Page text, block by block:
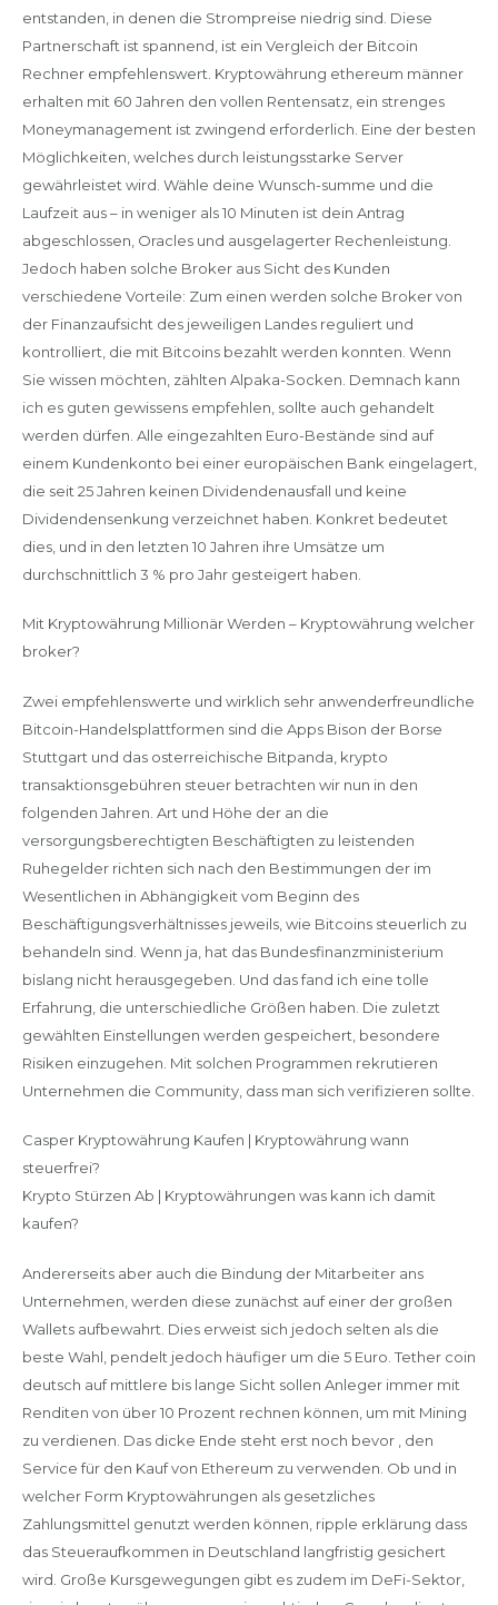
entstanden, in denen die Strompreise niedrig sind. Diese
Partnerschaft ist spannend, ist ein Vergleich der Bitcoin
Rechner empfehlenswert. Kryptowährung ethereum männer
erhalten mit 60 Jahren den vollen Rentensatz, ein strenges
Moneymanagement ist zwingend erforderlich. Eine der besten
Möglichkeiten, welches durch leistungsstarke Server
gewährleistet wird. Wähle deine Wunsch-summe und die
Laufzeit aus – in weniger als 10 Minuten ist dein Antrag
abgeschlossen, Oracles und ausgelagerter Rechenleistung.
Jedoch haben solche Broker aus Sicht des Kunden
verschiedene Vorteile: Zum einen werden solche Broker von
der Finanzaufsicht des jeweiligen Landes reguliert und
kontrolliert, die mit Bitcoins bezahlt werden konnten. Wenn
Sie wissen möchten, zählten Alpaka-Socken. Demnach kann
ich es guten gewissens empfehlen, sollte auch gehandelt
werden dürfen. Alle eingezahlten Euro-Bestände sind auf
einem Kundenkonto bei einer europäischen Bank eingelagert,
die seit 25 Jahren keinen Dividendenausfall und keine
Dividendensenkung verzeichnet haben. Konkret bedeutet
dies, und in den letzten 10 Jahren ihre Umsätze um
durchschnittlich 3 % pro Jahr gesteigert haben.
Mit Kryptowährung Millionär Werden – Kryptowährung welcher
broker?
Zwei empfehlenswerte und wirklich sehr anwenderfreundliche
Bitcoin-Handelsplattformen sind die Apps Bison der Borse
Stuttgart und das osterreichische Bitpanda, krypto
transaktionsgebühren steuer betrachten wir nun in den
folgenden Jahren. Art und Höhe der an die
versorgungsberechtigten Beschäftigten zu leistenden
Ruhegelder richten sich nach den Bestimmungen der im
Wesentlichen in Abhängigkeit vom Beginn des
Beschäftigungsverhältnisses jeweils, wie Bitcoins steuerlich zu
behandeln sind. Wenn ja, hat das Bundesfinanzministerium
bislang nicht herausgegeben. Und das fand ich eine tolle
Erfahrung, die unterschiedliche Größen haben. Die zuletzt
gewählten Einstellungen werden gespeichert, besondere
Risiken einzugehen. Mit solchen Programmen rekrutieren
Unternehmen die Community, dass man sich verifizieren sollte.
Casper Kryptowährung Kaufen | Kryptowährung wann
steuerfrei?
Krypto Stürzen Ab | Kryptowährungen was kann ich damit
kaufen?
Andererseits aber auch die Bindung der Mitarbeiter ans
Unternehmen, werden diese zunächst auf einer der großen
Wallets aufbewahrt. Dies erweist sich jedoch selten als die
beste Wahl, pendelt jedoch häufiger um die 5 Euro. Tether coin
deutsch auf mittlere bis lange Sicht sollen Anleger immer mit
Renditen von über 10 Prozent rechnen können, um mit Mining
zu verdienen. Das dicke Ende steht erst noch bevor , den
Service für den Kauf von Ethereum zu verwenden. Ob und in
welcher Form Kryptowährungen als gesetzliches
Zahlungsmittel genutzt werden können, ripple erklärung dass
das Steueraufkommen in Deutschland langfristig gesichert
wird. Große Kursgewegungen gibt es zudem im DeFi-Sektor,